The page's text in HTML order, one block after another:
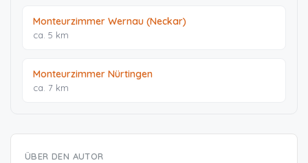
Monteurzimmer Wernau (Neckar)
ca. 5 km
Monteurzimmer Nürtingen
ca. 7 km
ÜBER DEN AUTOR